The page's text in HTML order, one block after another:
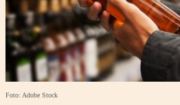
Foto: Adobe Stock